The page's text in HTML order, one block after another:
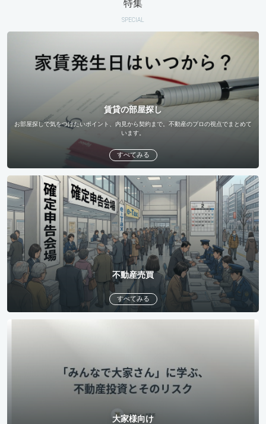
特集
SPECIAL
賃貸の部屋探し
お部屋探しで気をつけたいポイント、内見から契約まで。不動産のプロの視点でまとめて
います。
すべてみる
不動産売買
すべてみる
大家様向け